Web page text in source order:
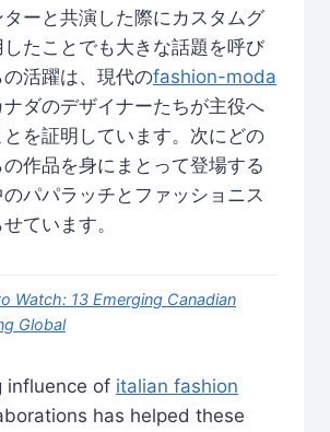
ーと共演した際にカスタムグ
したことでも大きな話題を呼び
の活躍は、現代のfashion-moda
ダのデザイナーたちが主役へ
とを証明しています。次にどの
作品を身にまとって登場する
パパラッチとファッショニス
ています。
Watch: 13 Emerging Canadian
Global
influence of italian fashion
has helped these